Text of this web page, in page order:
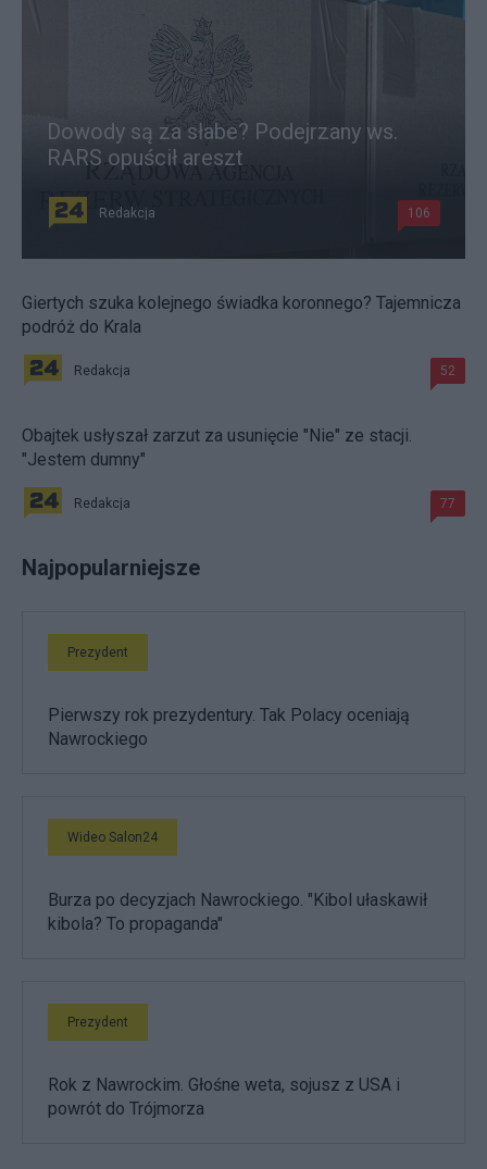
Dowody są za słabe? Podejrzany ws.
RARS opuścił areszt
Redakcja 106
Giertych szuka kolejnego świadka koronnego? Tajemnicza
podróż do Krala
Redakcja 52
Obajtek usłyszał zarzut za usunięcie "Nie" ze stacji.
"Jestem dumny"
Redakcja 77
Najpopularniejsze
Prezydent
Pierwszy rok prezydentury. Tak Polacy oceniają
Nawrockiego
Wideo Salon24
Burza po decyzjach Nawrockiego. "Kibol ułaskawił
kibola? To propaganda"
Prezydent
Rok z Nawrockim. Głośne weta, sojusz z USA i
powrót do Trójmorza